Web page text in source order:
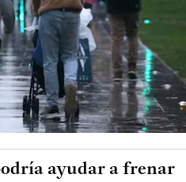
ayudar a frenar